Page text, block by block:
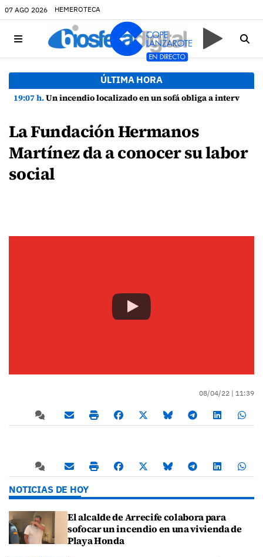
07 AGO 2026 HEMEROTECA
ÚLTIMA HORA
19:07 h.Un incendio localizado en un sofá obliga a intervenir en una vivienda de Playa Honda
La Fundación Hermanos
Martínez da a conocer su labor
social
08/04/22 | 11:39
NOTICIAS DE HOY
El alcalde de Arrecife colabora para
sofocar un incendio en una vivienda de
Playa Honda